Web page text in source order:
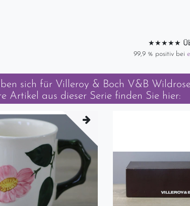
★★★★★
99,9 % positiv bei
sich für Villeroy & Boch V&B
Artikel aus dieser Serie finden Sie hier: